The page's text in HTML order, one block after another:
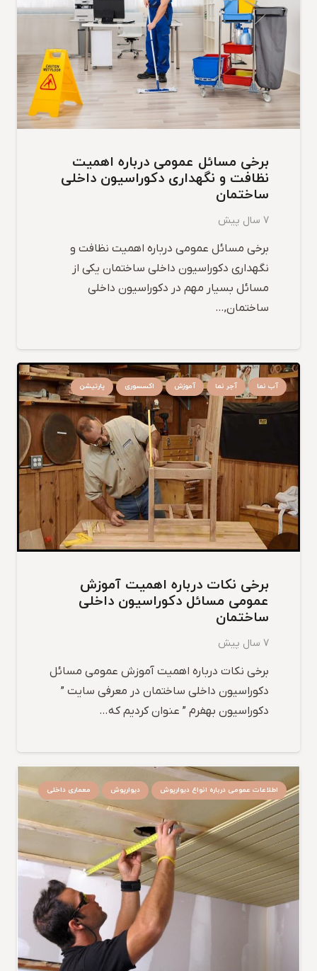
برخی مسائل عمومی درباره اهمیت
نظافت و نگهداری دکوراسیون داخلی
ساختمان
7 سال پیش
برخی مسائل عمومی درباره اهمیت نظافت و
نگهداری دکوراسیون داخلی ساختمان یکی از
مسائل بسیار مهم در دکوراسیون داخلی
ساختمان,…
آب نما آجر نما آموزش اکسسوری پارتیشن
برخی نکات درباره اهمیت آموزش
عمومی مسائل دکوراسیون داخلی
ساختمان
7 سال پیش
برخی نکات درباره اهمیت آموزش عمومی مسائل
دکوراسیون داخلی ساختمان در معرفی سایت ”
دکوراسیون بهفرم ” عنوان کردیم که…
اطلاعات عمومی درباره انواع دیوارپوش دیوارپوش معماری داخلی